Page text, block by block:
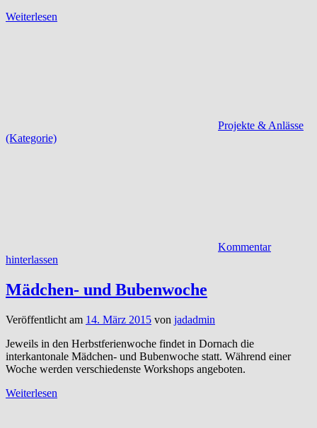
Weiterlesen
Projekte & Anlässe
(Kategorie)
Kommentar
hinterlassen
Mädchen- und Bubenwoche
Veröffentlicht am 14. März 2015 von jadadmin
Jeweils in den Herbstferienwoche findet in Dornach die
interkantonale Mädchen- und Bubenwoche statt. Während einer
Woche werden verschiedenste Workshops angeboten.
Weiterlesen